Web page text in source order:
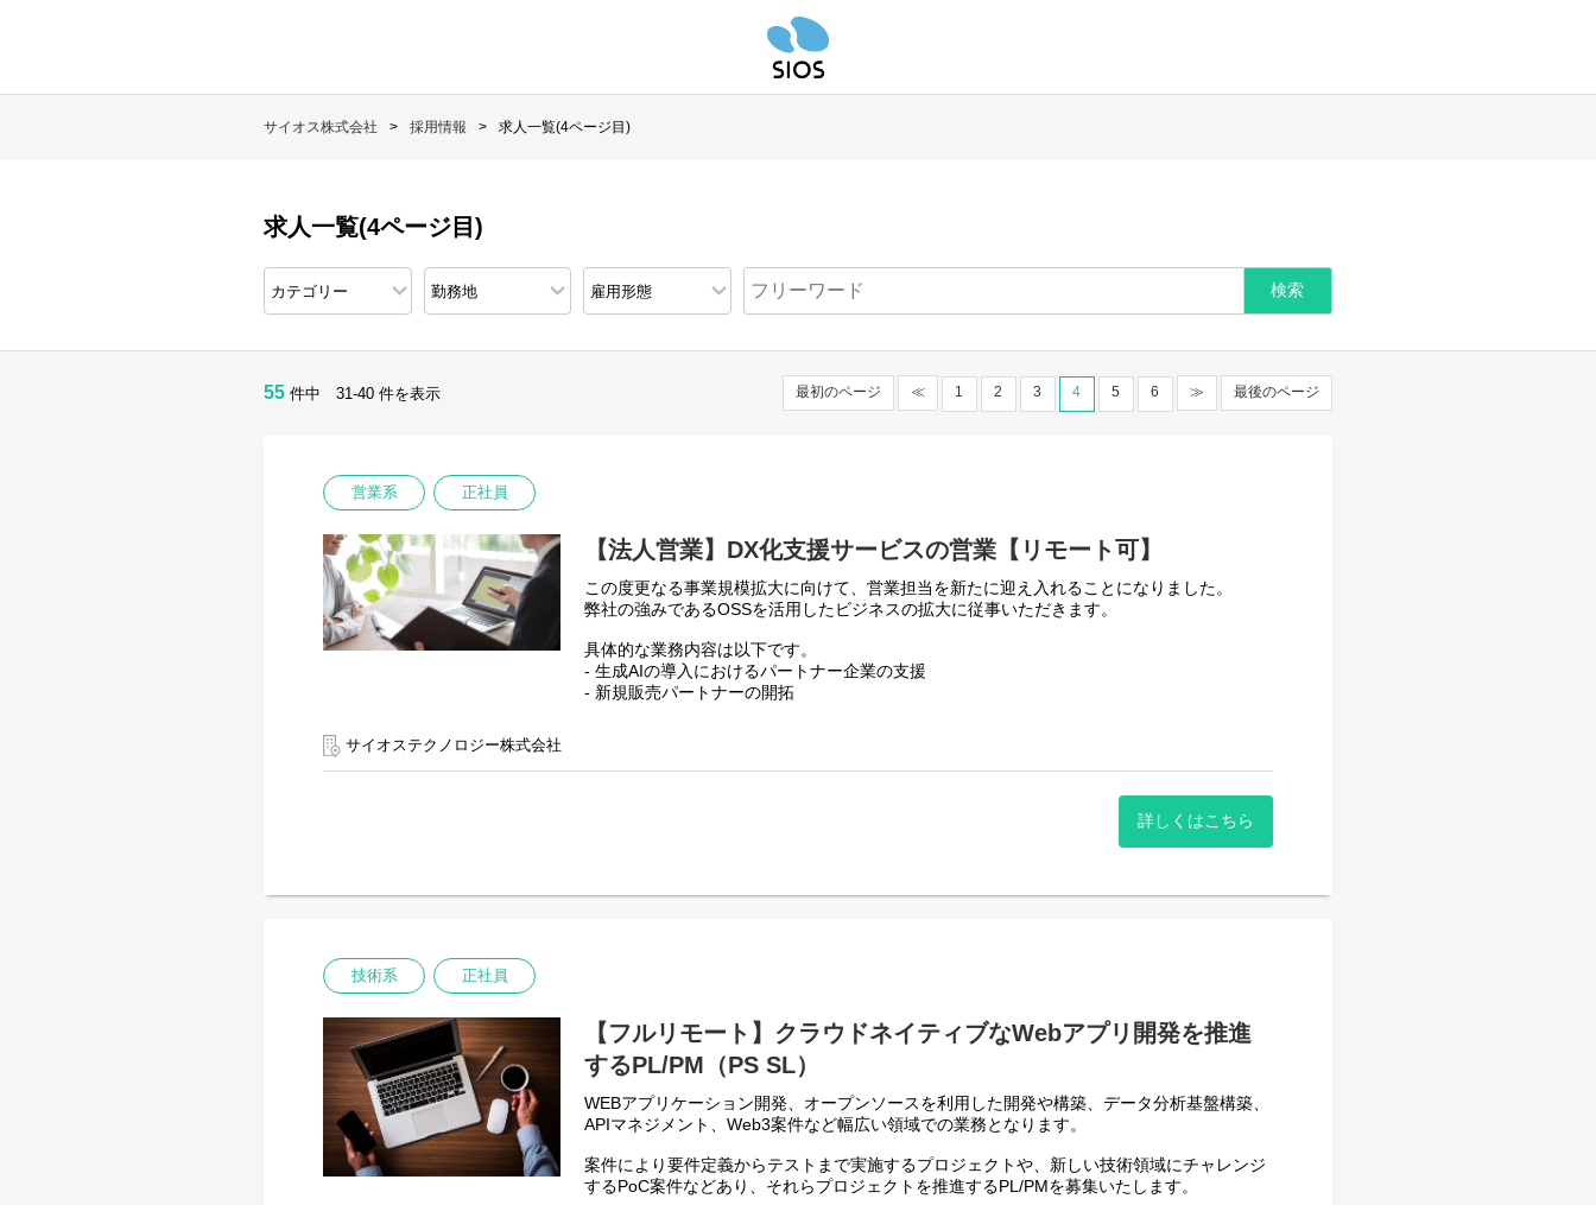
サイオス株式会社 採用情報 求人一覧(4ページ目)
求人一覧(4ページ目)
55 件中 31-40 件を表示 最初のページ ≪ 1 2 3 4 5 6 ≫ 最後のページ
営業系 正社員
【法人営業】DX化支援サービスの営業【リモート可】
この度更なる事業規模拡大に向けて、営業担当を新たに迎え入れることになりました。
弊社の強みであるOSSを活用したビジネスの拡大に従事いただきます。
具体的な業務内容は以下です。
- 生成AIの導入におけるパートナー企業の支援
- 新規販売パートナーの開拓
弊社は、常に最先端の技術と革新的な発想で市場に挑戦し続けています。その中で、生成AI
これらのパートナー企業と共に新しいビジネスモデルを創出し、市場に変革をもたらすこと
長していきたい方を歓迎します。
なお、勤務形態は出社とテレワークを混ぜたハイブリッドです。
毎週月曜日 木曜日に全員出社となります。パートナー、エンドユーザへの訪問活動はあり
ます。
自身が成果を発揮できる環境下で、業務を遂行いただければと思います。
サイオステクノロジー株式会社
詳しくはこちら
技術系 正社員
【フルリモート】クラウドネイティブなWebアプリ開発を推進
するPL/PM（PS SL）
WEBアプリケーション開発、オープンソースを利⽤した開発や構築、データ分析基盤構築、
APIマネジメント、Web3案件など幅広い領域での業務となります。
案件により要件定義からテストまで実施するプロジェクトや、新しい技術領域にチャレンジ
するPoC案件などあり、それらプロジェクトを推進するPL/PMを募集いたします。